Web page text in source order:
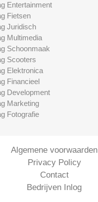
Entertainment
Fietsen
Juridisch
Multimedia
Schoonmaak
Scooters
Elektronica
Financieel
Development
Marketing
Fotografie
Algemene voorwaarden
Privacy Policy
Contact
Bedrijven Inlog